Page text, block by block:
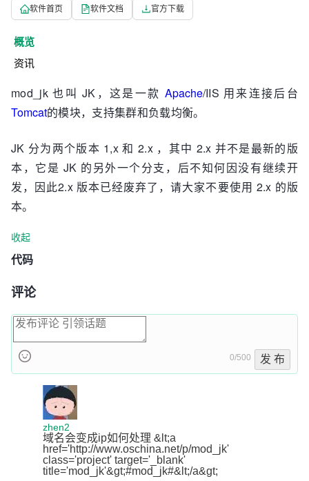
软件首页 软件文档 官方下载
概览
资讯
mod_jk 也叫 JK，这是一款 Apache/IIS 用来连接后台
Tomcat的模块，支持集群和负载均衡。
JK 分为两个版本 1,x 和 2.x ，其中 2.x 并不是最新的版
本，它是 JK 的另外一个分支，后不知何因没有继续开
发，因此2.x 版本已经废弃了，请大家不要使用 2.x 的版
本。
收起
代码
评论
0/500 发 布
zhen2
域名会变成ip如何处理 &lt;a
href='http://www.oschina.net/p/mod_jk'
class='project' target='_blank'
title='mod_jk'&gt;#mod_jk#&lt;/a&gt;